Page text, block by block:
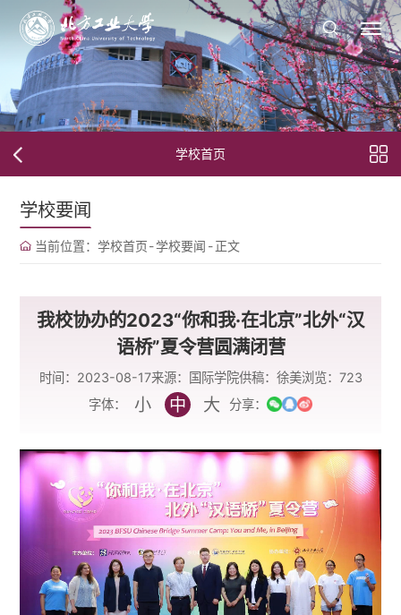
学校首页
学校要闻
当前位置： 学校首页-学校要闻 -正文
我校协办的2023“你和我·在北京”北外“汉
语桥”夏令营圆满闭营
时间：2023-08-17来源：国际学院供稿：徐美浏览： 723
字体：
小 中 大 分享：